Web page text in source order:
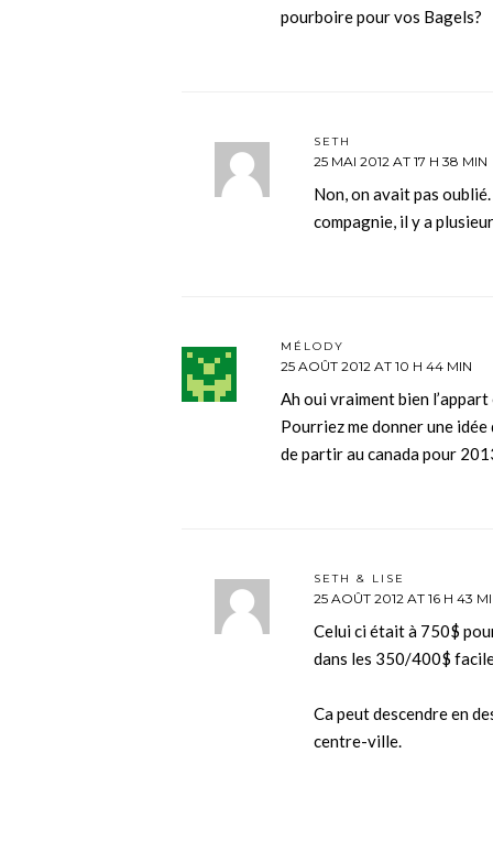
pourboire pour vos Bagels?
SETH
25 MAI 2012 AT 17 H 38 MIN
Non, on avait pas
compagnie, il y a
MÉLODY
25 AOÛT 2012 AT 10 H 44 MIN
Ah oui vraiment bien
Pourriez me donner une idée
de partir au canada pour
SETH & LISE
25 AOÛT 2012 AT 16 H 43
Celui ci était à 750$
dans les 350/400$
Ca peut descendre en
centre-ville.